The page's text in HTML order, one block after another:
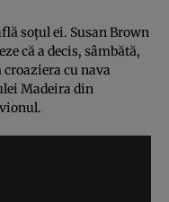
soţul ei. Susan Brown
că a decis, sâmbătă,
cu nava
Madeira din